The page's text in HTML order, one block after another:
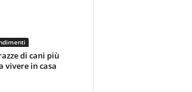
di cani più
vivere in casa